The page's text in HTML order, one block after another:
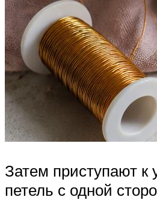
Затем приступают
петель с одной